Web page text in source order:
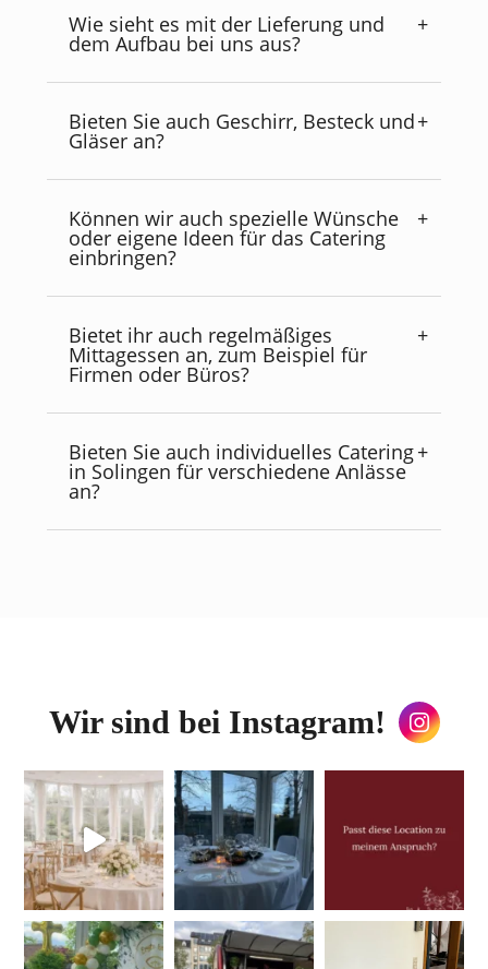
Wie sieht es mit der Lieferung und
dem Aufbau bei uns aus?
Bieten Sie auch Geschirr, Besteck und
Gläser an?
Können wir auch spezielle Wünsche
oder eigene Ideen für das Catering
einbringen?
Bietet ihr auch regelmäßiges
Mittagessen an, zum Beispiel für
Firmen oder Büros?
Bieten Sie auch individuelles Catering
in Solingen für verschiedene Anlässe
an?
Wir sind bei Instagram!